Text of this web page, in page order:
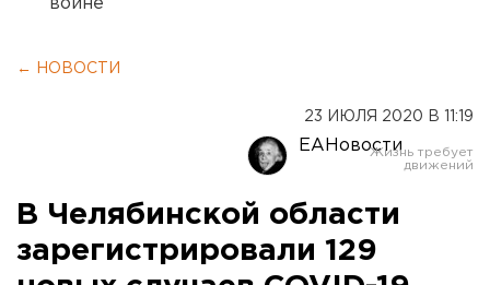
войне
← НОВОСТИ
23 ИЮЛЯ 2020 В 11:19
ЕАНовости
В Челябинской области
зарегистрировали 129